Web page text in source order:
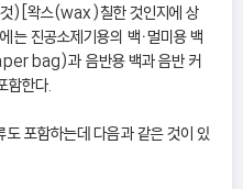
)[왁스(wax)칠한 것인지에 상
는 진공소제기용의 백ㆍ멀미용 백
bag)과 음반용 백과 음반 커
한다.
포함하는데 다음과 같은 것이 있